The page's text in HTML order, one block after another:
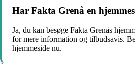
Har Fakta Grenå en
Ja, du kan besøge Fakta Grenås
for mere information og tilbudsavis.
hjemmeside nu.